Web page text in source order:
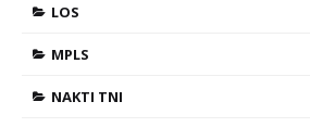
LOS
MPLS
NAKTI TNI